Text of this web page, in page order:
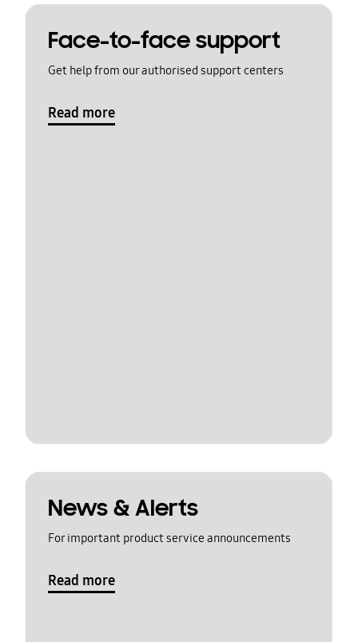
Face-to-face support
Get help from our authorised support centers
Read more
News & Alerts
For important product service announcements
Read more